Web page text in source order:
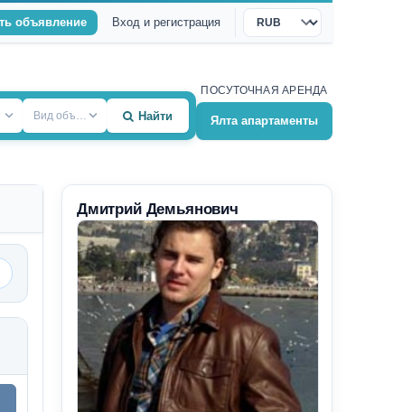
объявление Вход и регистрация
Валюта
Вид объекта Найти
ПОСУТОЧНАЯ АРЕНДА
Ялта апартаменты
Дмитрий Демьянович